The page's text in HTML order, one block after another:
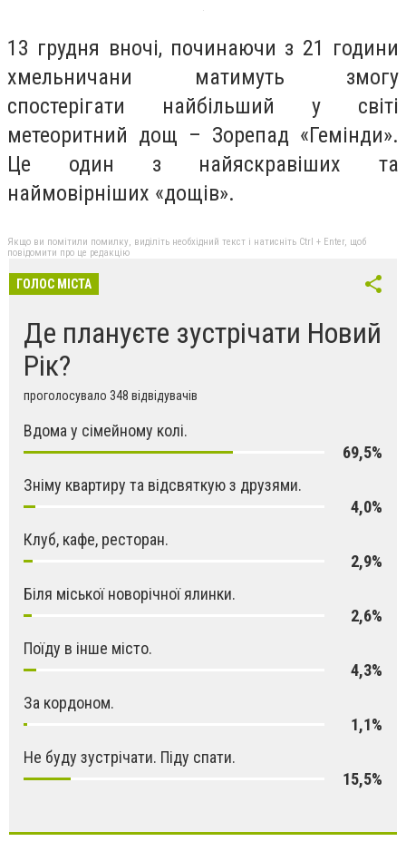
13 грудня вночі, починаючи з 21 години
хмельничани матимуть змогу
спостерігати найбільший у світі
метеоритний дощ – Зорепад «Гемінди».
Це один з найяскравіших та
наймовірніших «дощів».
Якщо ви помітили помилку, виділіть необхідний текст і натисніть Ctrl + Enter, щоб
повідомити про це редакцію
ГОЛОС МІСТА
Де плануєте зустрічати Новий
Рік?
проголосувало 348 відвідувачів
Вдома у сімейному колі.
69,5%
Зніму квартиру та відсвяткую з друзями.
4,0%
Клуб, кафе, ресторан.
2,9%
Біля міської новорічної ялинки.
2,6%
Поїду в інше місто.
4,3%
За кордоном.
1,1%
Не буду зустрічати. Піду спати.
15,5%